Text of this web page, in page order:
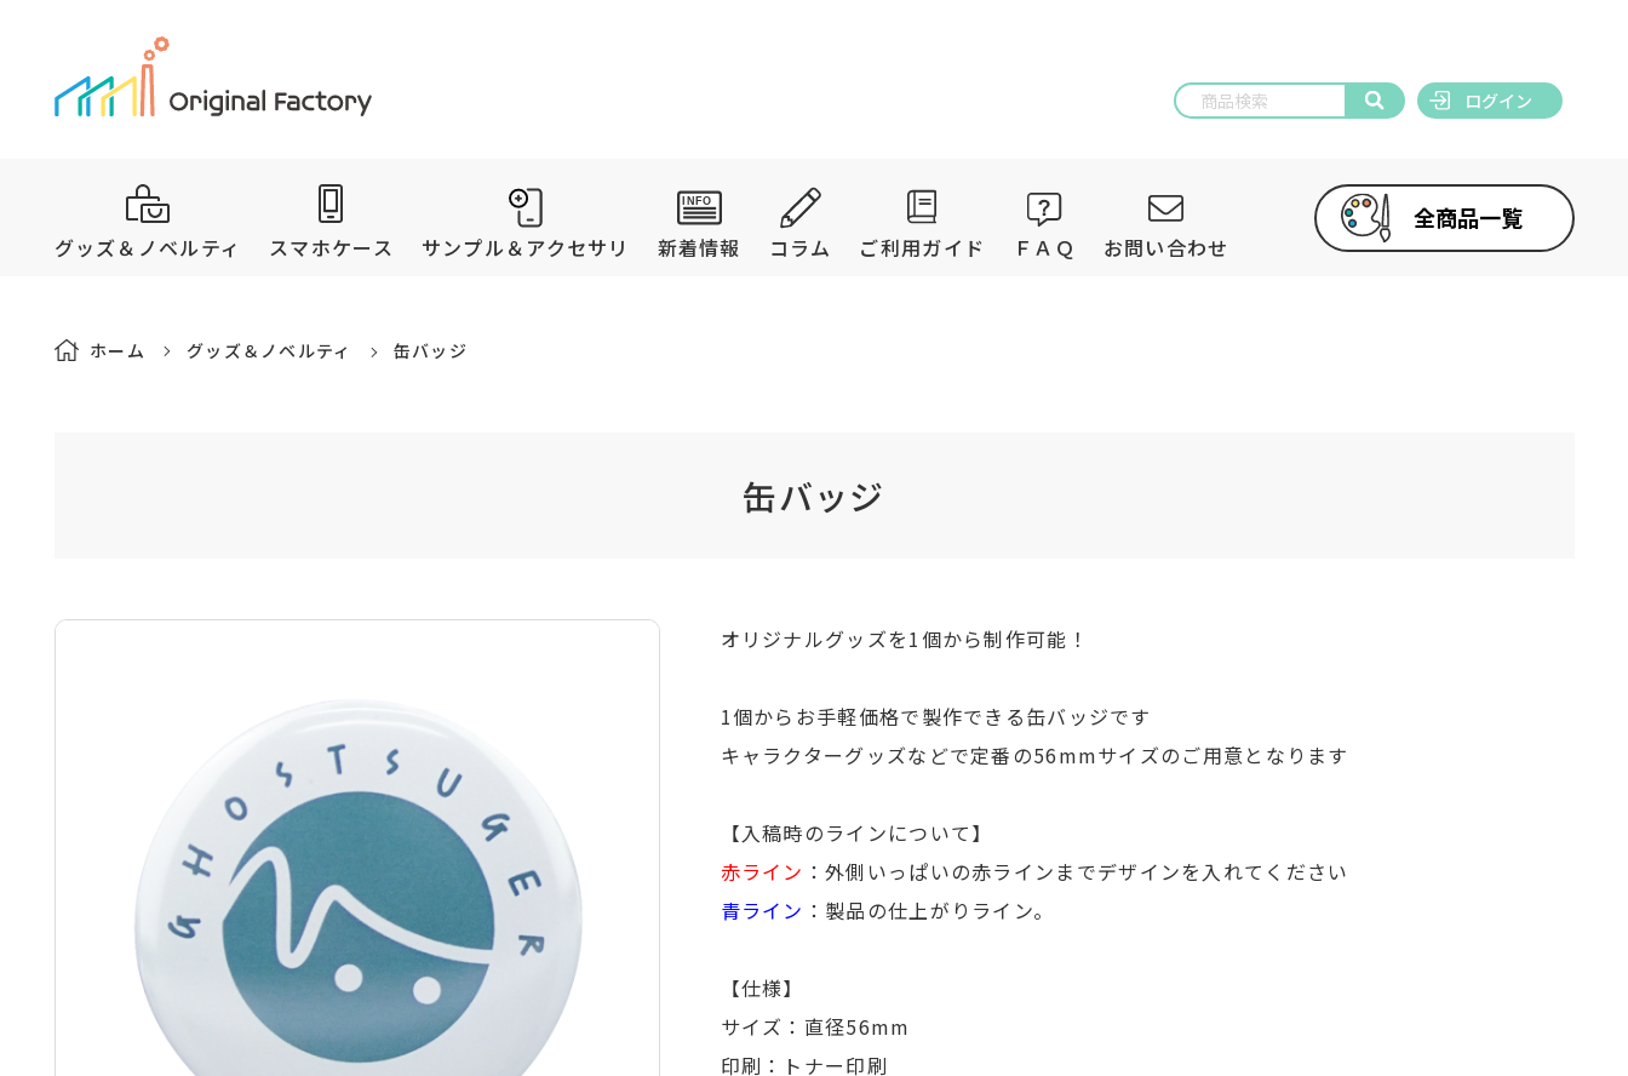
ログイン
グッズ＆ノベルティ スマホケース サンプル＆アクセサリ 新着情報 コラム ご利用ガイド ＦＡＱ お問い合わせ
全商品一覧
ホーム グッズ＆ノベルティ 缶バッジ
缶バッジ
オリジナルグッズを1個から制作可能！
1個からお手軽価格で製作できる缶バッジです
キャラクターグッズなどで定番の56mmサイズのご用意となります
【入稿時のラインについて】
赤ライン ：外側いっぱいの赤ラインまでデザインを入れてください
青ライン ：製品の仕上がりライン。
【仕様】
サイズ：直径56mm
印刷：トナー印刷